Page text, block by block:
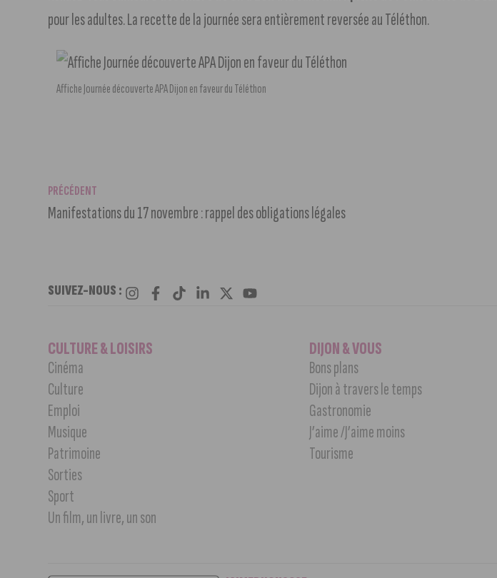
pour les adultes. La recette de la journée sera entièrement reversée au Téléthon.
Affiche Journée découverte APA Dijon en faveur du Téléthon
PRÉCÉDENT
Manifestations du 17 novembre : rappel des obligations légales
SUIVEZ-NOUS :
CULTURE & LOISIRS
Cinéma
Culture
Emploi
Musique
Patrimoine
Sorties
Sport
Un film, un livre, un son
DIJON & VOUS
Bons plans
Dijon à travers le temps
Gastronomie
J’aime /J’aime moins
Tourisme